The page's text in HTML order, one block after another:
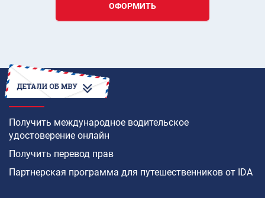
ОФОРМИТЬ
КАК
Получить международное водительское
удостоверение онлайн
Получить перевод прав
Партнерская программа для путешественников от IDA